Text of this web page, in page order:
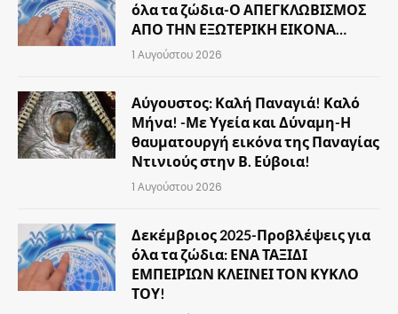
όλα τα ζώδια-Ο ΑΠΕΓΚΛΩΒΙΣΜΟΣ
ΑΠΟ ΤΗΝ ΕΞΩΤΕΡΙΚΗ ΕΙΚΟΝΑ…
1 Αυγούστου 2026
Αύγουστος: Καλή Παναγιά! Καλό
Μήνα! -Με Υγεία και Δύναμη-Η
θαυματουργή εικόνα της Παναγίας
Ντινιούς στην Β. Εύβοια!
1 Αυγούστου 2026
Δεκέμβριος 2025-Προβλέψεις για
όλα τα ζώδια: ΕΝΑ ΤΑΞΙΔΙ
ΕΜΠΕΙΡΙΩΝ ΚΛΕΙΝΕΙ ΤΟΝ ΚΥΚΛΟ
ΤΟΥ!